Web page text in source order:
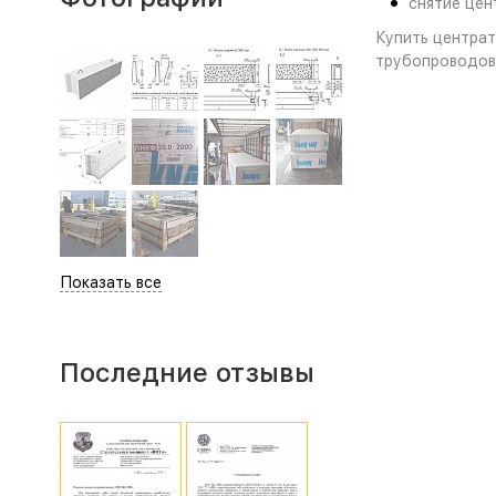
Купить
Показать все
Последние отзывы